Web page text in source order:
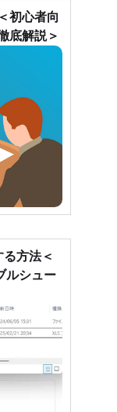
初心者向
底解説＞
方法＜
ルシュー